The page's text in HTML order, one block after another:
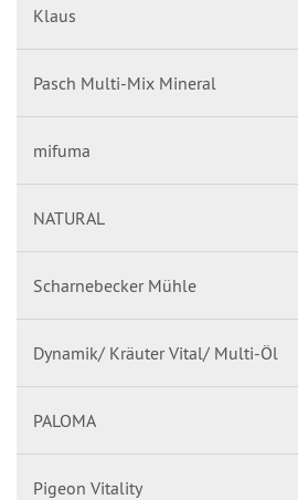
Klaus
Pasch Multi-Mix Mineral
mifuma
NATURAL
Scharnebecker Mühle
Dynamik/ Kräuter Vital/ Multi-Öl
PALOMA
Pigeon Vitality